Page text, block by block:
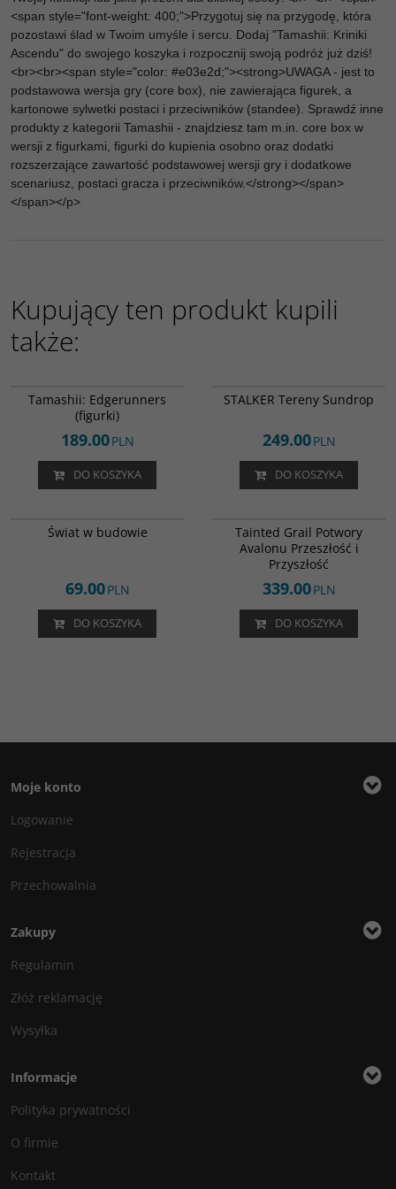
<span style="font-weight: 400;">Przygotuj się na przygodę, która
pozostawi ślad w Twoim umyśle i sercu. Dodaj "Tamashii: Kriniki
Ascendu" do swojego koszyka i rozpocznij swoją podróż już dziś!
<br><br><span style="color: #e03e2d;"><strong>UWAGA - jest to
podstawowa wersja gry (core box), nie zawierająca figurek, a
kartonowe sylwetki postaci i przeciwników (standee). Sprawdź inne
produkty z kategorii Tamashii - znajdziesz tam m.in. core box w
wersji z figurkami, figurki do kupienia osobno oraz dodatki
rozszerzające zawartość podstawowej wersji gry i dodatkowe
scenariusz, postaci gracza i przeciwników.</strong></span>
</span></p>
Kupujący ten produkt kupili
także:
Tamashii: Edgerunners
(figurki)
189.00PLN
DO KOSZYKA
STALKER Tereny Sundrop
249.00PLN
DO KOSZYKA
Świat w budowie
69.00PLN
DO KOSZYKA
Tainted Grail Potwory
Avalonu Przeszłość i
Przyszłość
339.00PLN
DO KOSZYKA
Moje konto
Logowanie
Rejestracja
Przechowalnia
Zakupy
Regulamin
Złóż reklamację
Wysyłka
Informacje
Polityka prywatności
O firmie
Kontakt